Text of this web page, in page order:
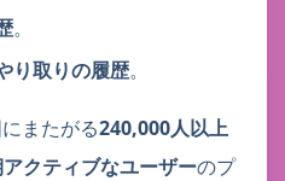
。
り取りの履歴。
またがる240,000人以上
クティブなユーザーのプ